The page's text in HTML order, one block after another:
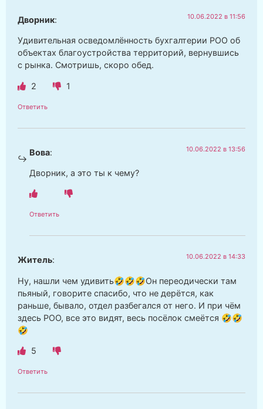
Дворник: 10.06.2022 в 11:56
Удивительная осведомлённость бухгалтерии РОО об
объектах благоустройства территорий, вернувшись
с рынка. Смотришь, скоро обед.
2 1
Ответить
Вова: 10.06.2022 в 13:56
Дворник, а это ты к чему?
Ответить
Житель: 10.06.2022 в 14:33
Ну, нашли чем удивить🤣🤣🤣Он переодически там
пьяный, говорите спасибо, что не дерётся, как
раньше, бывало, отдел разбегался от него. И при чём
здесь РОО, все это видят, весь посёлок смеётся 🤣🤣
🤣
5
Ответить